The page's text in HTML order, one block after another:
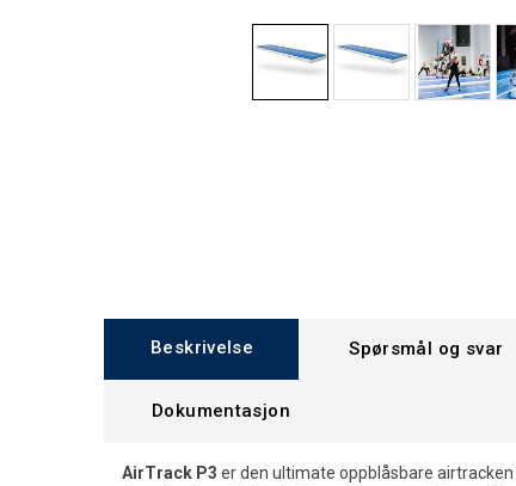
Beskrivelse Spørsmål og svar
Dokumentasjon
AirTrack P3 er den ultimate oppblåsbare